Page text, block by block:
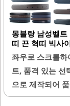
취향에 맞게 선
여 고급스러운
한, 기존의 벨트
다. 이 제품은 이
템으로 만들 수
안정적인 착용
다. 고객의 다양
몽블랑 남성벨
띠 끈 혁띠 빅사
좌우로 스크롤
트, 품격 있는 선
으로 제작되어
적합하며, 자동